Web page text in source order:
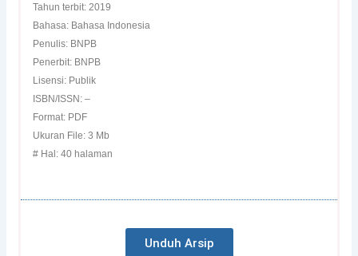
Tahun terbit: 2019
Bahasa: Bahasa Indonesia
Penulis: BNPB
Penerbit: BNPB
Lisensi: Publik
ISBN/ISSN: –
Format: PDF
Ukuran File: 3 Mb
# Hal: 40 halaman
Unduh Arsip